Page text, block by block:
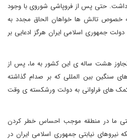
حتی پس از فروپاشی شوروی با وجود
خصوص تالش ها خواهان الحاق مجدد به
دولت جمهوری اسلامی ایران هرگز ادعایی بر
هشت ساله ی این کشور به ما، پس از
سنگین بین المللی که بر صدام گذاشته
کمک های فراوانی به دولت ورشکسته ی وقت
ما در منطقه موجب احساس خطر کردن
نیابتی جمهوری اسلامی ایران در